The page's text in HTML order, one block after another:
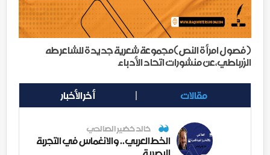
(فصول امرأة النص)مجموعة شعرية جديدة للشاعر طه
الزرباطي،عن منشورات اتحاد الأدباء
مقالات أخر الأخبار
خالد خضير الصالحي
الخط العربي.. والانغماس في التجربة